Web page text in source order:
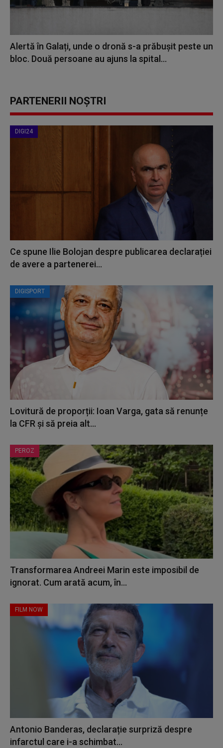
Alertă în Galați, unde o dronă s-a prăbușit peste un
bloc. Două persoane au ajuns la spital...
PARTENERII NOȘTRI
DIGI24
Ce spune Ilie Bolojan despre publicarea declarației
de avere a partenerei...
DIGISPORT
Lovitură de proporții: Ioan Varga, gata să renunțe
la CFR și să preia alt...
PEROZ
Transformarea Andreei Marin este imposibil de
ignorat. Cum arată acum, în...
FILM NOW
Antonio Banderas, declarație surpriză despre
infarctul care i-a schimbat...